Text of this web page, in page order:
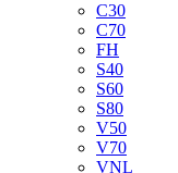
C30
C70
FH
S40
S60
S80
V50
V70
VNL